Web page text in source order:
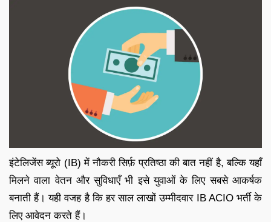
इंटेलिजेंस ब्यूरो (IB) में नौकरी सिर्फ़ प्रतिष्ठा की बात नहीं है, बल्कि यहाँ
मिलने वाला वेतन और सुविधाएँ भी इसे युवाओं के लिए सबसे आकर्षक
बनाती हैं। यही वजह है कि हर साल लाखों उम्मीदवार IB ACIO भर्ती के
लिए आवेदन करते हैं।